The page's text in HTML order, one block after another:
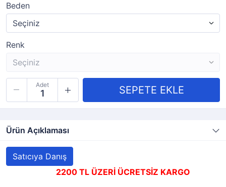
Beden
Renk
Adet
Ürün Açıklaması
Satıcıya Danış
2200 TL ÜZERİ ÜCRETSİZ KARGO